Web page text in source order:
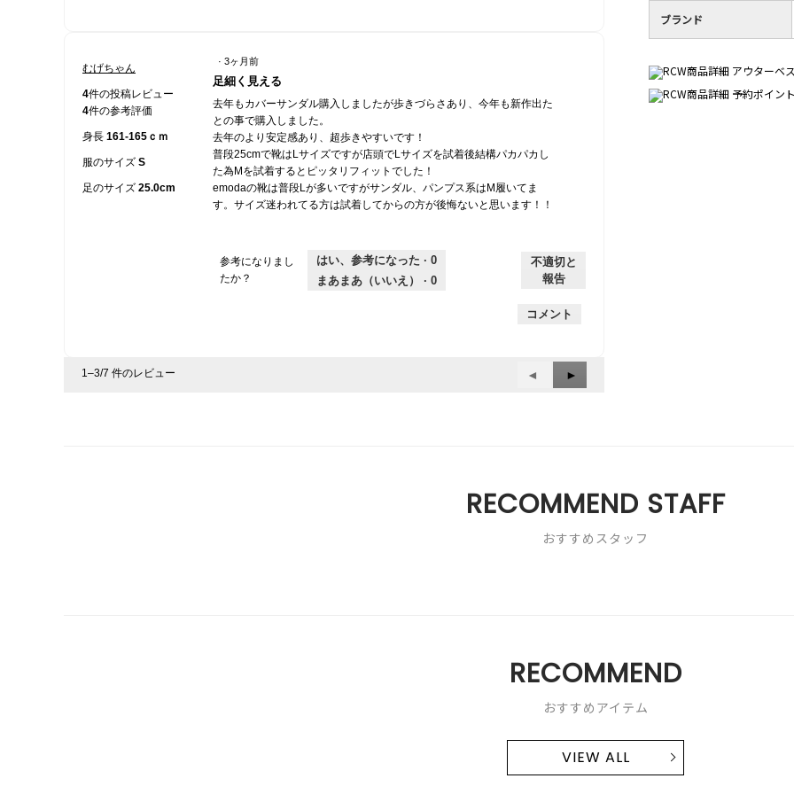
むげちゃん
4件の投稿レビュー
4件の参考評価
身長 161-165ｃｍ
服のサイズ S
足のサイズ 25.0cm
5
／
5
個
で
す。
· 3ヶ月前
足細く見える
去年もカバーサンダル購入しましたが歩きづらさあり、今年も新作出た
との事で購入しました。
去年のより安定感あり、超歩きやすいです！
普段25cmで靴はLサイズですが店頭でLサイズを試着後結構パカパカし
た為Mを試着するとピッタリフィットでした！
emodaの靴は普段Lが多いですがサンダル、パンプス系はM履いてま
す。サイズ迷われてる方は試着してからの方が後悔ないと思います！！
参考になりまし
たか？
はい、参考になった · 0
まあまあ（いいえ） · 0
不適切と
報告
コメント
1–3/7 件のレビュー
前
◄
次
へ
►
ブランド
RECOMMEND STAFF
おすすめスタッフ
RECOMMEND
おすすめアイテム
VIEW ALL